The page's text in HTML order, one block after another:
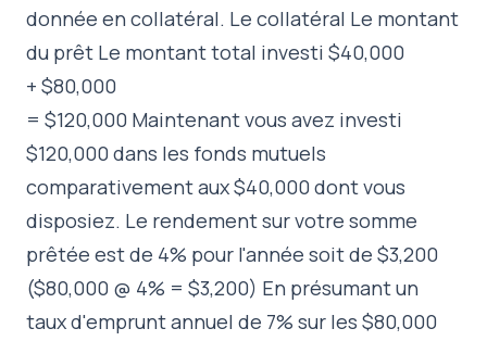
donnée en collatéral. Le collatéral Le montant
du prêt Le montant total investi $40,000
+ $80,000
= $120,000 Maintenant vous avez investi
$120,000 dans les fonds mutuels
comparativement aux $40,000 dont vous
disposiez. Le rendement sur votre somme
prêtée est de 4% pour l'année soit de $3,200
($80,000 @ 4% = $3,200) En présumant un
taux d'emprunt annuel de 7% sur les $80,000